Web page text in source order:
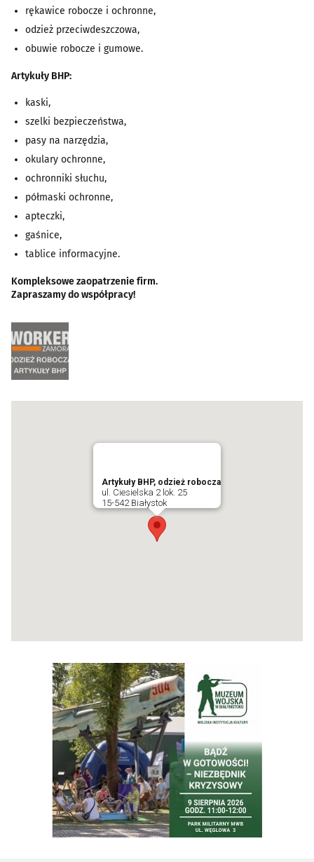
rękawice robocze i ochronne,
odzież przeciwdeszczowa,
obuwie robocze i gumowe.
Artykuły BHP:
kaski,
szelki bezpieczeństwa,
pasy na narzędzia,
okulary ochronne,
ochronniki słuchu,
półmaski ochronne,
apteczki,
gaśnice,
tablice informacyjne.
Kompleksowe zaopatrzenie firm.
Zapraszamy do współpracy!
Artykuły BHP, odzież robocza
ul. Ciesielska 2 lok. 25
15-542 Białystok